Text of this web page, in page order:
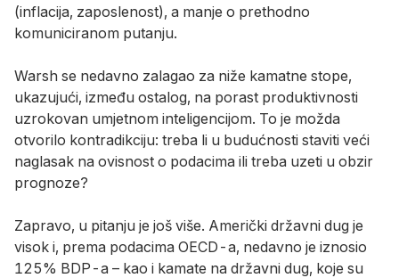
(inflacija, zaposlenost), a manje o prethodno
komuniciranom putanju.
Warsh se nedavno zalagao za niže kamatne stope,
ukazujući, između ostalog, na porast produktivnosti
uzrokovan umjetnom inteligencijom. To je možda
otvorilo kontradikciju: treba li u budućnosti staviti veći
naglasak na ovisnost o podacima ili treba uzeti u obzir
prognoze?
Zapravo, u pitanju je još više. Američki državni dug je
visok i, prema podacima OECD-a, nedavno je iznosio
125% BDP-a – kao i kamate na državni dug, koje su